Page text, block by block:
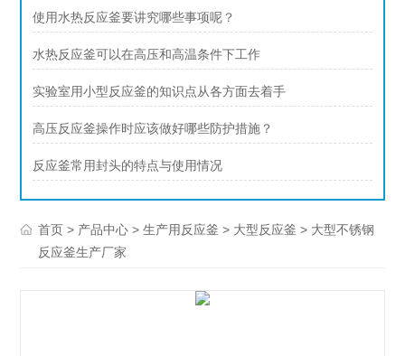
使用水热反应釜要讲究哪些事项呢？
水热反应釜可以在高压和高温条件下工作
实验室用小型反应釜的知识点从各方面去着手
高压反应釜操作时应该做好哪些防护措施？
反应釜常用封头的特点与使用情况
首页 > 产品中心 >生产用反应釜 > 大型反应釜 > 大型不锈钢
反应釜生产厂家